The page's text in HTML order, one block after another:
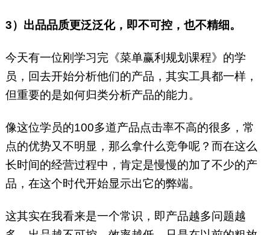
3）出品品质更泛泛化，即不可控，也不精细。
今天有一位刚学习完《菜单赢利规划课程》的学
员，回去开始分析他们的产品，其实工具都一样，
但重要的是如何归类分析产品的能力。
像这位学员的100多道产品点击率不高的很多，常
点的优势又不明显，那么拿什么竞争呢？而在这么
长时间的经营过程中，肯定是慢慢的加了不少的产
品，在这个时代开始显示出它的弊端。
这其实在我看来是一个常识，即产品越多问题越